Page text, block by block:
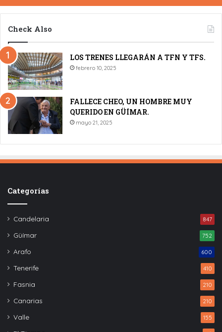
Check Also
LOS TRENES LLEGARÁN A TFN Y TFS.
febrero 10, 2025
FALLECE CHEO, UN HOMBRE MUY
QUERIDO EN GÜÍMAR.
mayo 21, 2025
Categorías
Candelaria 847
Güímar 752
Arafo 600
Tenerife 410
Fasnia 210
Canarias 210
Valle 155